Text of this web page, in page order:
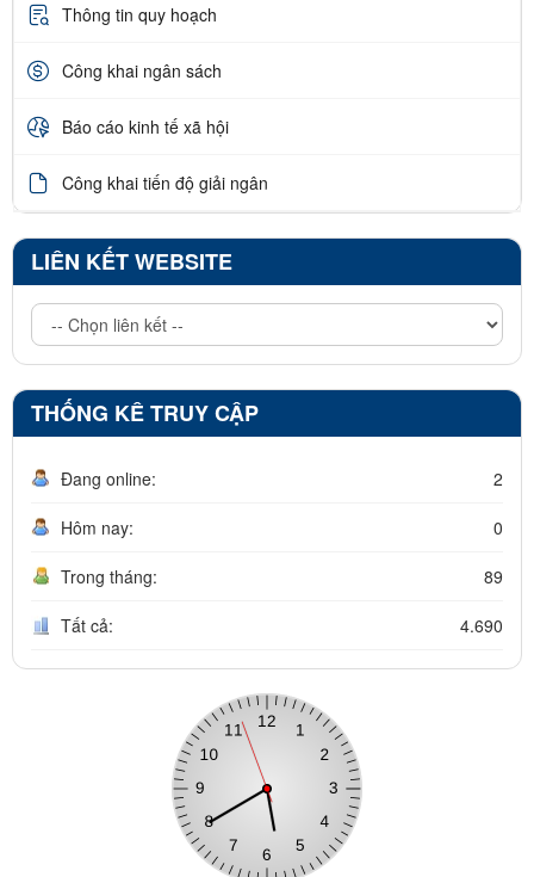
Thông tin quy hoạch
Công khai ngân sách
Báo cáo kinh tế xã hội
Công khai tiến độ giải ngân
LIÊN KẾT WEBSITE
THỐNG KÊ TRUY CẬP
Đang online: 2
Hôm nay: 0
Trong tháng: 89
Tất cả: 4.690